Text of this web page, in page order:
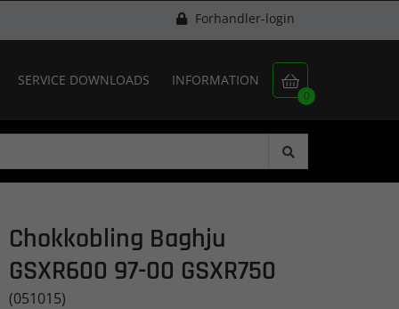
Forhandler-login

0
SERVICE DOWNLOADS INFORMATION
Chokkobling Baghju
GSXR600 97-00 GSXR750
(051015)